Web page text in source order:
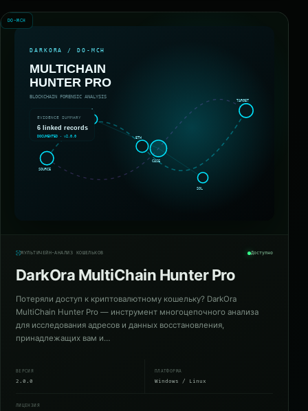
DO-MCH
МУЛЬТИЧЕЙН-АНАЛИЗ КОШЕЛЬКОВ Доступно
DarkOra MultiChain Hunter Pro
Потеряли доступ к криптовалютному кошельку? DarkOra
MultiChain Hunter Pro — инструмент многоцепочного анализа
для исследования адресов и данных восстановления,
принадлежащих вам и…
ВЕРСИЯ
2.0.0
ПЛАТФОРМА
Windows / Linux
ЛИЦЕНЗИЯ